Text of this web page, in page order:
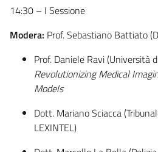
14:30 – I Sessione
Modera: Prof. Sebastiano Battiato
Prof. Daniele Ravi (Università
Revolutionizing Medical
Models
Dott. Mariano Sciacca
LEXINTEL)